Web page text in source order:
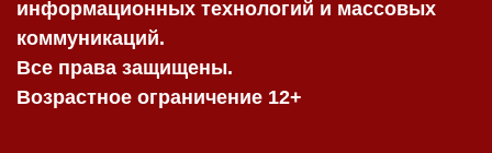
информационных технологий и массовых
коммуникаций.
Все права защищены.
Возрастное ограничение 12+